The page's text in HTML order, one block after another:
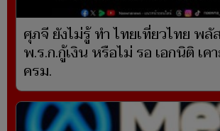
ศุภจี ยังไม่รู้ ทำ ไทยเที่ยวไทย พลั
พ.ร.ก.กู้เงิน หรือไม่ รอ เอกนิติ เค
ครม.